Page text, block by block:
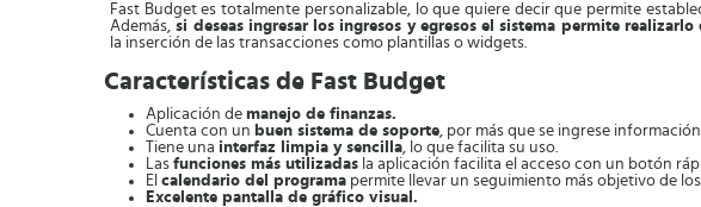
Fast Budget es totalmente personalizable, lo que quiere decir que permite
Además, si deseas ingresar los ingresos y egresos el sistema permite
la inserción de las transacciones como plantillas o widgets.
Características de Fast Budget
Aplicación de manejo de finanzas.
Cuenta con un buen sistema de soporte, por más que se ingrese
Tiene una interfaz limpia y sencilla, lo que facilita su uso.
Las funciones más utilizadas la aplicación facilita el acceso con un botón
El calendario del programa permite llevar un seguimiento más objetivo de
Excelente pantalla de gráfico visual.